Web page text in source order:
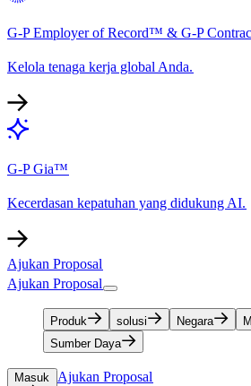
G-P Employer of Record™ & G-P
Kelola tenaga kerja global Anda.​​
G-P Gia™​​
Kecerdasan kepatuhan yang didukung AI.​​
Ajukan Proposal​​
Ajukan Proposal​​
Produk​​ solusi​​ Negara​​
Sumber Daya​​
Masuk​​ Ajukan Proposal​​